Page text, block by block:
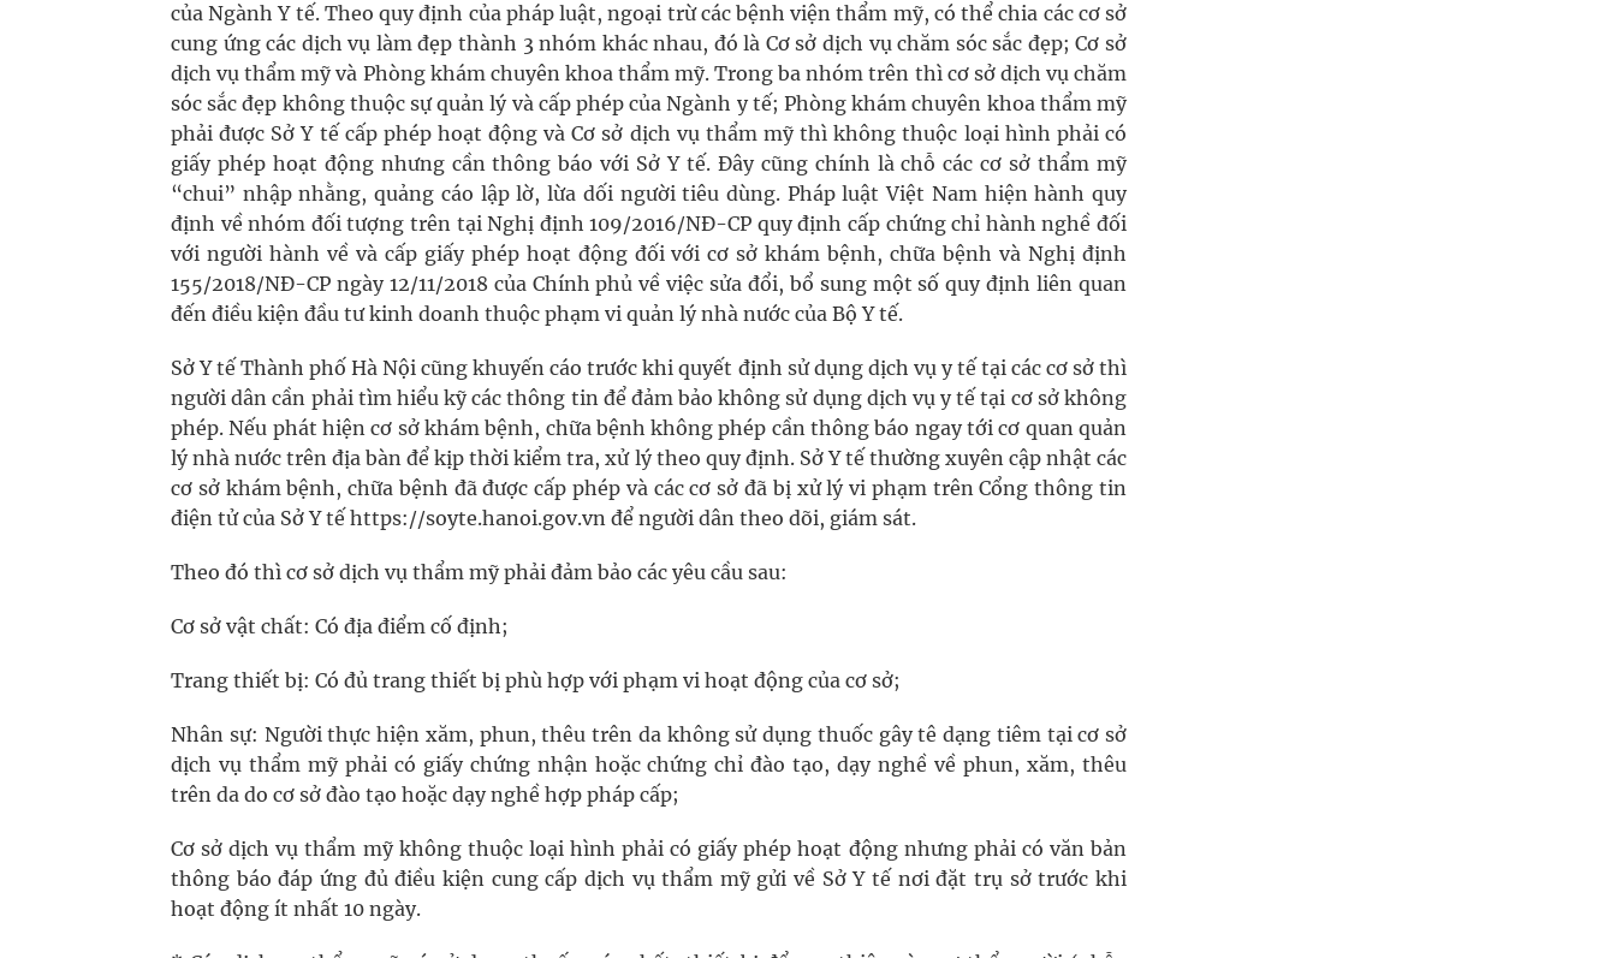
của Ngành Y tế. Theo quy định của pháp luật, ngoại trừ các bệnh viện thẩm mỹ, có thể chia các cơ sở
cung ứng các dịch vụ làm đẹp thành 3 nhóm khác nhau, đó là Cơ sở dịch vụ chăm sóc sắc đẹp; Cơ sở
dịch vụ thẩm mỹ và Phòng khám chuyên khoa thẩm mỹ. Trong ba nhóm trên thì cơ sở dịch vụ chăm
sóc sắc đẹp không thuộc sự quản lý và cấp phép của Ngành y tế; Phòng khám chuyên khoa thẩm mỹ
phải được Sở Y tế cấp phép hoạt động và Cơ sở dịch vụ thẩm mỹ thì không thuộc loại hình phải có
giấy phép hoạt động nhưng cần thông báo với Sở Y tế. Đây cũng chính là chỗ các cơ sở thẩm mỹ
“chui” nhập nhằng, quảng cáo lập lờ, lừa dối người tiêu dùng. Pháp luật Việt Nam hiện hành quy
định về nhóm đối tượng trên tại Nghị định 109/2016/NĐ-CP quy định cấp chứng chỉ hành nghề đối
với người hành về và cấp giấy phép hoạt động đối với cơ sở khám bệnh, chữa bệnh và Nghị định
155/2018/NĐ-CP ngày 12/11/2018 của Chính phủ về việc sửa đổi, bổ sung một số quy định liên quan
đến điều kiện đầu tư kinh doanh thuộc phạm vi quản lý nhà nước của Bộ Y tế.
Sở Y tế Thành phố Hà Nội cũng khuyến cáo trước khi quyết định sử dụng dịch vụ y tế tại các cơ sở thì
người dân cần phải tìm hiểu kỹ các thông tin để đảm bảo không sử dụng dịch vụ y tế tại cơ sở không
phép. Nếu phát hiện cơ sở khám bệnh, chữa bệnh không phép cần thông báo ngay tới cơ quan quản
lý nhà nước trên địa bàn để kịp thời kiểm tra, xử lý theo quy định. Sở Y tế thường xuyên cập nhật các
cơ sở khám bệnh, chữa bệnh đã được cấp phép và các cơ sở đã bị xử lý vi phạm trên Cổng thông tin
điện tử của Sở Y tế https://soyte.hanoi.gov.vn để người dân theo dõi, giám sát.
Theo đó thì cơ sở dịch vụ thẩm mỹ phải đảm bảo các yêu cầu sau:
Cơ sở vật chất: Có địa điểm cố định;
Trang thiết bị: Có đủ trang thiết bị phù hợp với phạm vi hoạt động của cơ sở;
Nhân sự: Người thực hiện xăm, phun, thêu trên da không sử dụng thuốc gây tê dạng tiêm tại cơ sở
dịch vụ thẩm mỹ phải có giấy chứng nhận hoặc chứng chỉ đào tạo, dạy nghề về phun, xăm, thêu
trên da do cơ sở đào tạo hoặc dạy nghề hợp pháp cấp;
Cơ sở dịch vụ thẩm mỹ không thuộc loại hình phải có giấy phép hoạt động nhưng phải có văn bản
thông báo đáp ứng đủ điều kiện cung cấp dịch vụ thẩm mỹ gửi về Sở Y tế nơi đặt trụ sở trước khi
hoạt động ít nhất 10 ngày.